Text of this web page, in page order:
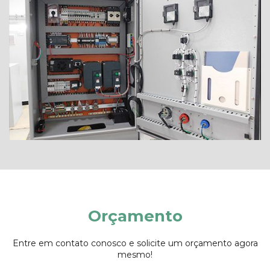
Orçamento
Entre em contato conosco e solicite um orçamento agora
mesmo!